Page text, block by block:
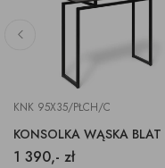
KNK 95X35/PŁCH/C
1 390,- zł